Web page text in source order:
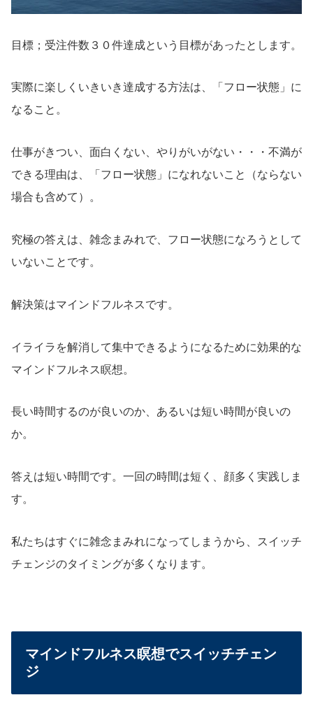
目標；受注件数３０件達成という目標があったとします。
実際に楽しくいきいき達成する方法は、「フロー状態」に
なること。
仕事がきつい、面白くない、やりがいがない・・・不満が
できる理由は、「フロー状態」になれないこと（ならない
場合も含めて）。
究極の答えは、雑念まみれで、フロー状態になろうとして
いないことです。
解決策はマインドフルネスです。
イライラを解消して集中できるようになるために効果的な
マインドフルネス瞑想。
長い時間するのが良いのか、あるいは短い時間が良いの
か。
答えは短い時間です。一回の時間は短く、顔多く実践しま
す。
私たちはすぐに雑念まみれになってしまうから、スイッチ
チェンジのタイミングが多くなります。
マインドフルネス瞑想でスイッチチェン
ジ